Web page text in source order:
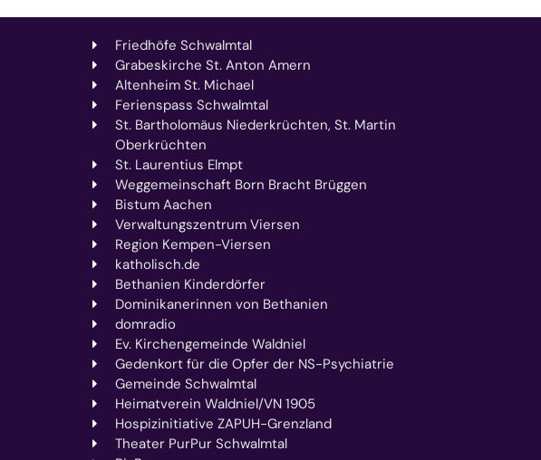
Friedhöfe Schwalmtal
Grabeskirche St. Anton Amern
Altenheim St. Michael
Ferienspass Schwalmtal
St. Bartholomäus Niederkrüchten, St. Martin
Oberkrüchten
St. Laurentius Elmpt
Weggemeinschaft Born Bracht Brüggen
Bistum Aachen
Verwaltungszentrum Viersen
Region Kempen-Viersen
katholisch.de
Bethanien Kinderdörfer
Dominikanerinnen von Bethanien
domradio
Ev. Kirchengemeinde Waldniel
Gedenkort für die Opfer der NS-Psychiatrie
Gemeinde Schwalmtal
Heimatverein Waldniel/VN 1905
Hospizinitiative ZAPUH-Grenzland
Theater PurPur Schwalmtal